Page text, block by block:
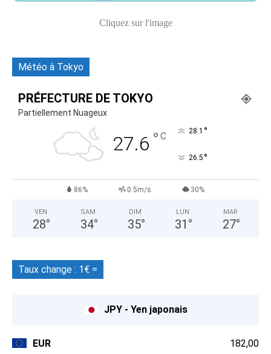
Cliquez sur l'image
Météo à Tokyo
PRÉFECTURE DE TOKYO
Partiellement Nuageux
27.6 ° C 28.1 °
26.5 °
86% 0.5m/s 30%
VEN
28°
SAM
34°
DIM
35°
LUN
31 °
MAR
27°
Taux change : 1€ =
JPY - Yen japonais
EUR 182,00